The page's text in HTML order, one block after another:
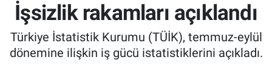
İşsizlik rakamları açıklandı
Türkiye İstatistik Kurumu (TÜİK), temmuz-eylül
dönemine ilişkin iş gücü istatistiklerini açıkladı.
SPOR
EKONOMİ
Süper Lig Puan Durumu ve Fikstür
Tüm Manşetler